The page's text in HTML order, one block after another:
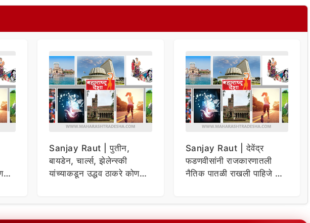
Sanjay Raut | पुतीन,
बायडेन, चार्ल्स, झेलेन्स्की
यांच्याकडून उद्धव ठाकरे कोण
Sanjay Raut | देवेंद्र
फडणवीसांनी राजकारणातली
नैतिक पातळी राखली पाहिजे –